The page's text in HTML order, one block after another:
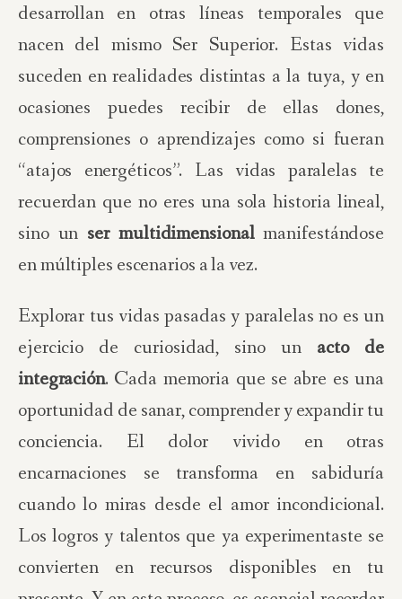
desarrollan en otras líneas temporales que
nacen del mismo Ser Superior. Estas vidas
suceden en realidades distintas a la tuya, y en
ocasiones puedes recibir de ellas dones,
comprensiones o aprendizajes como si fueran
“atajos energéticos”. Las vidas paralelas te
recuerdan que no eres una sola historia lineal,
sino un ser multidimensionalmanifestándose
en múltiples escenarios a la vez.
Explorar tus vidas pasadas y paralelas no es un
ejercicio de curiosidad, sino un acto de
integración. Cada memoria que se abre es una
oportunidad de sanar, comprender y expandir tu
conciencia. El dolor vivido en otras
encarnaciones se transforma en sabiduría
cuando lo miras desde el amor incondicional.
Los logros y talentos que ya experimentaste se
convierten en recursos disponibles en tu